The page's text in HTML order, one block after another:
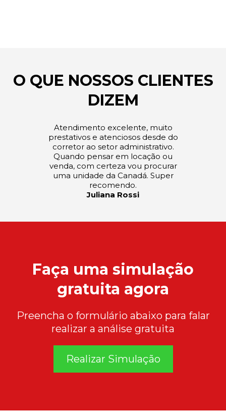
O QUE NOSSOS CLIENTES
DIZEM
Atendimento excelente, muito
prestativos e atenciosos desde do
corretor ao setor administrativo.
Quando pensar em locação ou
venda, com certeza vou procurar
uma unidade da Canadá. Super
recomendo.
Juliana Rossi
Faça uma simulação
gratuita agora
Preencha o formulário abaixo para falar
realizar a análise gratuita
Realizar Simulação